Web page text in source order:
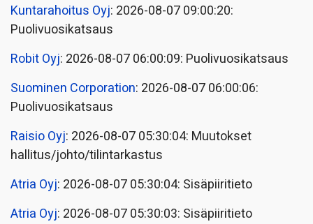
Kuntarahoitus Oyj: 2026-08-07 09:00:20:
Puolivuosikatsaus
Robit Oyj: 2026-08-07 06:00:09: Puolivuosikatsaus
Suominen Corporation: 2026-08-07 06:00:06:
Puolivuosikatsaus
Raisio Oyj: 2026-08-07 05:30:04: Muutokset
hallitus/johto/tilintarkastus
Atria Oyj: 2026-08-07 05:30:04: Sisäpiiritieto
Atria Oyj: 2026-08-07 05:30:03: Sisäpiiritieto